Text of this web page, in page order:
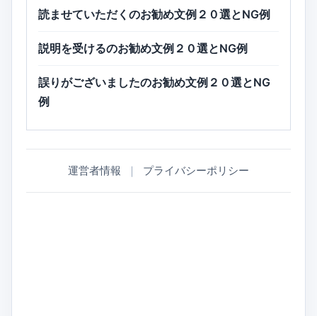
読ませていただくのお勧め文例２０選とNG例
説明を受けるのお勧め文例２０選とNG例
誤りがございましたのお勧め文例２０選とNG
例
運営者情報 ｜ プライバシーポリシー